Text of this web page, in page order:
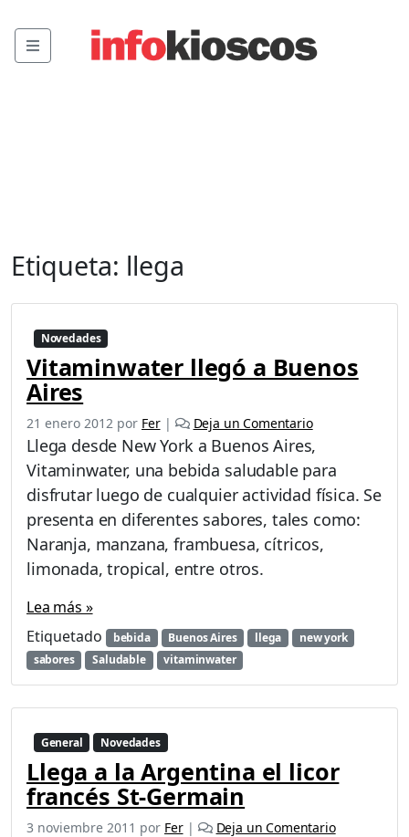
Menu
Etiqueta: llega
Novedades
Vitaminwater llegó a Buenos
Aires
21 enero 2012 por Fer | Deja un Comentario
Llega desde New York a Buenos Aires,
Vitaminwater, una bebida saludable para
disfrutar luego de cualquier actividad física. Se
presenta en diferentes sabores, tales como:
Naranja, manzana, frambuesa, cítricos,
limonada, tropical, entre otros.
Lea más »
Etiquetado
bebida Buenos Aires llega
new york
sabores
Saludable vitaminwater
General Novedades
Llega a la Argentina el licor
francés St-Germain
3 noviembre 2011 por Fer | Deja un Comentario